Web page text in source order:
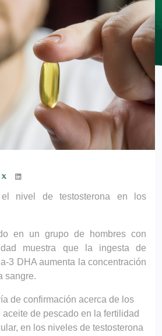
nivel de testosterona en los
en un grupo de hombres con
muestra que la ingesta de
3 DHA aumenta la concentración
sangre.
de confirmación acerca de los
de pescado en la fertilidad
en los niveles de testosterona